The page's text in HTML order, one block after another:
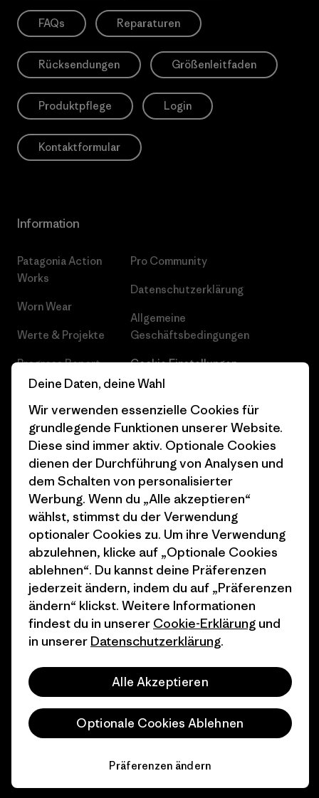
FAQs Reparaturen
Rücksendungen Größenleitfaden
Produktpflege Login
Kontaktformular
Information
Patagonia Action
Works
Worn Wear
Werte & Projekte
Progress Report
Business Unusual
Klimaziele
1% For The Planet
Wie wir finanzieren
Geschenkgutscheine
Stores in deiner
Nähe
Pro Community
Datenschutzerklärung
Allgemeine
Geschäftsbedingungen
Cookie Einstellungen
Karriere
Pressekontakt
Industry program
Affiliate-Programm
Patagonia Österreich
Seitenverzeichnis
© 2026 Patagonia, Inc. All Rights Reserved.
Deine Daten, deine Wahl
Wir verwenden essenzielle Cookies für
grundlegende Funktionen unserer Website.
Diese sind immer aktiv. Optionale Cookies
dienen der Durchführung von Analysen und
dem Schalten von personalisierter
Werbung. Wenn du „Alle akzeptieren“
wählst, stimmst du der Verwendung
optionaler Cookies zu. Um ihre Verwendung
abzulehnen, klicke auf „Optionale Cookies
ablehnen“. Du kannst deine Präferenzen
jederzeit ändern, indem du auf „Präferenzen
ändern“ klickst. Weitere Informationen
findest du in unserer Cookie-Erklärung und
in unserer Datenschutzerklärung.
Alle Akzeptieren
Optionale Cookies Ablehnen
Präferenzen ändern